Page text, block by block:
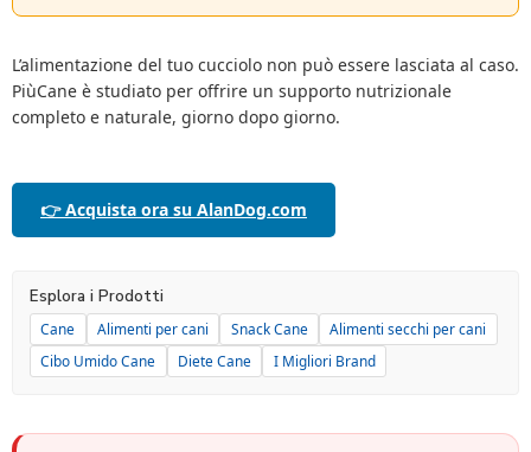
L’alimentazione del tuo cucciolo non può essere lasciata al caso.
PiùCane è studiato per offrire un supporto nutrizionale
completo e naturale, giorno dopo giorno.
👉 Acquista ora su AlanDog.com
Esplora i Prodotti
Cane Alimenti per cani Snack Cane
Alimenti secchi per cani
Cibo Umido Cane
Diete Cane I Migliori Brand